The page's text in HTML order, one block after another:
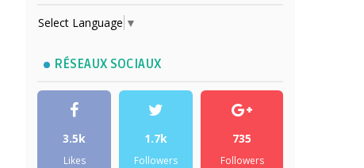
Select Language ▼
RÉSEAUX SOCIAUX
3.5k
Likes
1.7k
Followers
735
Followers